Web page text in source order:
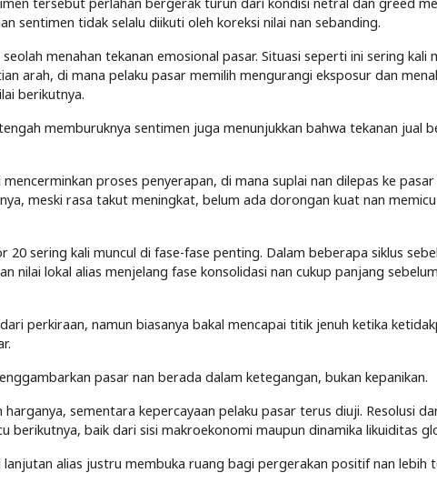
sentimen tidak selalu diikuti oleh koreksi nilai nan sebanding.
menahan tekanan emosional pasar. Situasi seperti ini sering kali
arah, di mana pelaku pasar memilih mengurangi eksposur dan
berikutnya.
memburuknya sentimen juga menunjukkan bahwa tekanan jual
proses penyerapan, di mana suplai nan dilepas ke
meski rasa takut meningkat, belum ada dorongan kuat nan
sering kali muncul di fase-fase penting. Dalam beberapa siklus
nilai lokal alias menjelang fase konsolidasi nan cukup panjang
perkiraan, namun biasanya bakal mencapai titik jenuh ketika
pasar nan berada dalam ketegangan, bukan kepanikan.
sementara kepercayaan pelaku pasar terus diuji. Resolusi
berikutnya, baik dari sisi makroekonomi maupun dinamika likuiditas
alias justru membuka ruang bagi pergerakan positif nan lebih